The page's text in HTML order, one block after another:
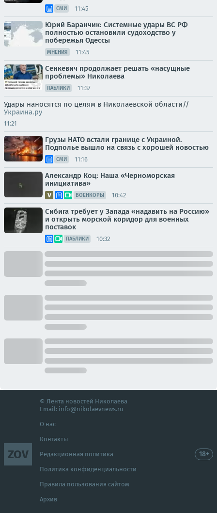
СМИ 11:45
Юрий Баранчик: Системные удары ВС РФ
полностью остановили судоходство у
побережья Одессы
МНЕНИЯ 11:45
Сенкевич продолжает решать «насущные
проблемы» Николаева
ПАБЛИКИ 11:37
Удары наносятся по целям в Николаевской области//
Украина.ру
11:21
Грузы НАТО встали границе с Украиной.
Подполье вышло на связь с хорошей новостью
СМИ 11:16
Александр Коц: Наша «Черноморская
инициатива»
ВОЕНКОРЫ 10:42
Сибига требует у Запада «надавить на Россию»
и открыть морской коридор для военных
поставок
ПАБЛИКИ 10:32
ZOV
© Лента новостей Николаева
Email: info@nikolaevnews.ru
О нас
Контакты
Редакционная политика
Политика конфиденциальности
Правила пользования сайтом
Архив
18+